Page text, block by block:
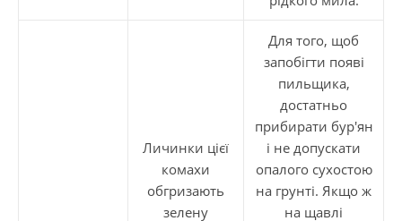
Личинки цієї
комахи
обгризають
зелену
Для того, щоб
запобігти появі
пильщика,
достатньо
прибирати бур'ян
і не допускати
опалого сухостою
на грунті. Якщо ж
на щавлі